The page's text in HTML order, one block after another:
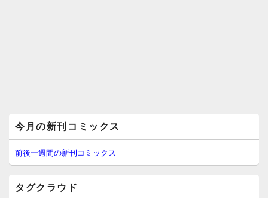
イ
ン
サ
イ
今月の新刊コミックス
前後一週間の新刊コミックス
タグクラウド